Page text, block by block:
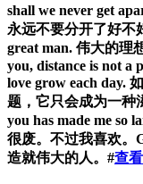
shall we never get
永远不要分开了好不
great man. 伟大的理
you, distance is not a
love grow each day.
题，它只会成为一种
you has made me so
很废。不过我喜欢。
造就伟大的人。#查